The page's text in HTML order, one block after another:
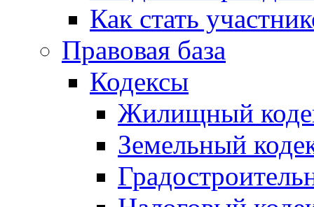
Как стать
Правовая база
Кодексы
Жилищный
Земельный